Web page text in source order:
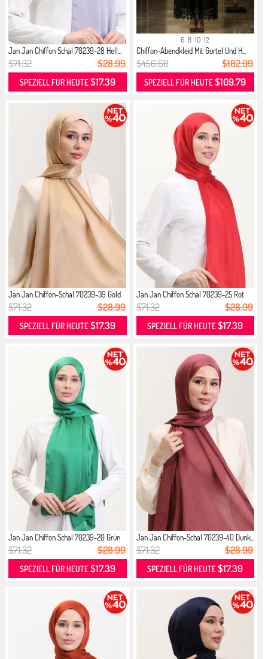
Jan Jan Chiffon Schal 70239-28 Hell...
$71.32 $28.99
SPEZIELL FÜR HEUTE$17.39
6 8 10 12
Chiffon-Abendkleid Mit Gürtel Und H...
$456.60 $182.99
SPEZIELL FÜR HEUTE$109.79
Jan Jan Chiffon-Schal 70239-39 Gold
$71.32 $28.99
SPEZIELL FÜR HEUTE$17.39
Jan Jan Chiffon Schal 70239-25 Rot
$71.32 $28.99
SPEZIELL FÜR HEUTE$17.39
Jan Jan Chiffon Schal 70239-20 Grün
$71.32 $28.99
SPEZIELL FÜR HEUTE$17.39
Jan Jan Chiffon-Schal 70239-40 Dunk...
$71.32 $28.99
SPEZIELL FÜR HEUTE$17.39